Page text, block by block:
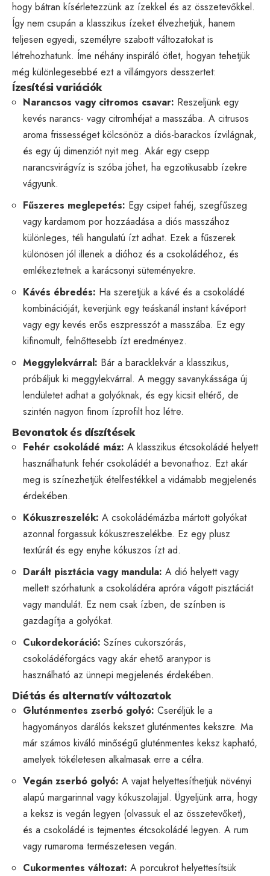
hogy bátran kísérletezzünk az ízekkel és az összetevőkkel.
Így nem csupán a klasszikus ízeket élvezhetjük, hanem
teljesen egyedi, személyre szabott változatokat is
létrehozhatunk. Íme néhány inspiráló ötlet, hogyan tehetjük
még különlegesebbé ezt a villámgyors desszertet:
Ízesítési variációk
Narancsos vagy citromos csavar: Reszeljünk egy
kevés narancs- vagy citromhéjat a masszába. A citrusos
aroma frissességet kölcsönöz a diós-barackos ízvilágnak,
és egy új dimenziót nyit meg. Akár egy csepp
narancsvirágvíz is szóba jöhet, ha egzotikusabb ízekre
vágyunk.
Fűszeres meglepetés: Egy csipet fahéj, szegfűszeg
vagy kardamom por hozzáadása a diós masszához
különleges, téli hangulatú ízt adhat. Ezek a fűszerek
különösen jól illenek a dióhoz és a csokoládéhoz, és
emlékeztetnek a karácsonyi süteményekre.
Kávés ébredés: Ha szeretjük a kávé és a csokoládé
kombinációját, keverjünk egy teáskanál instant kávéport
vagy egy kevés erős eszpresszót a masszába. Ez egy
kifinomult, felnőttesebb ízt eredményez.
Meggylekvárral: Bár a baracklekvár a klasszikus,
próbáljuk ki meggylekvárral. A meggy savanykássága új
lendületet adhat a golyóknak, és egy kicsit eltérő, de
szintén nagyon finom ízprofilt hoz létre.
Bevonatok és díszítések
Fehér csokoládé máz: A klasszikus étcsokoládé helyett
használhatunk fehér csokoládét a bevonathoz. Ezt akár
meg is színezhetjük ételfestékkel a vidámabb megjelenés
érdekében.
Kókuszreszelék: A csokoládémázba mártott golyókat
azonnal forgassuk kókuszreszelékbe. Ez egy plusz
textúrát és egy enyhe kókuszos ízt ad.
Darált pisztácia vagy mandula: A dió helyett vagy
mellett szórhatunk a csokoládéra apróra vágott pisztáciát
vagy mandulát. Ez nem csak ízben, de színben is
gazdagítja a golyókat.
Cukordekoráció: Színes cukorszórás,
csokoládéforgács vagy akár ehető aranypor is
használható az ünnepi megjelenés érdekében.
Diétás és alternatív változatok
Gluténmentes zserbó golyó: Cseréljük le a
hagyományos darálós kekszet gluténmentes kekszre. Ma
már számos kiváló minőségű gluténmentes keksz kapható,
amelyek tökéletesen alkalmasak erre a célra.
Vegán zserbó golyó: A vajat helyettesíthetjük növényi
alapú margarinnal vagy kókuszolajjal. Ügyeljünk arra, hogy
a keksz is vegán legyen (olvassuk el az összetevőket),
és a csokoládé is tejmentes étcsokoládé legyen. A rum
vagy rumaroma természetesen vegán.
Cukormentes változat: A porcukrot helyettesítsük